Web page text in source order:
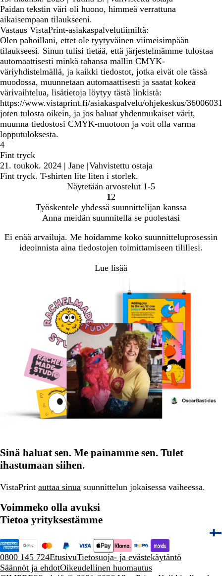
Paidan tekstin väri oli huono, himmeä verrattuna
aikaisempaan tilaukseeni.
Vastaus VistaPrint-asiakaspalvelutiimiltä:
Olen pahoillani, ettet ole tyytyväinen viimeisimpään
tilaukseesi. Sinun tulisi tietää, että järjestelmämme tulostaa
automaattisesti minkä tahansa mallin CMYK-
väriyhdistelmällä, ja kaikki tiedostot, jotka eivät ole tässä
muodossa, muunnetaan automaattisesti ja saatat kokea
värivaihtelua, lisätietoja löytyy tästä linkistä:
https://www.vistaprint.fi/asiakaspalvelu/ohjekeskus/
joten tulosta oikein, ja jos haluat yhdenmukaiset värit,
muunna tiedostosi CMYK-muotoon ja voit olla varma
lopputuloksesta.
4
Fint tryck
21. toukok. 2024 | Jane |Vahvistettu ostaja
Fint tryck. T-shirten lite liten i storlek.
Näytetään arvostelut 1-5
Siirry
sivulle
1 Siirry
sivulle
2
Työskentele yhdessä suunnittelijan kanssa
Anna meidän suunnitella se puolestasi
Ei enää arvailuja. Me hoidamme koko suunnitteluprosessin
ideoinnista aina tiedostojen toimittamiseen tilillesi.
Lue lisää
Sinä haluat sen. Me painamme sen. Tulet
ihastumaan siihen.
VistaPrint auttaa sinua suunnittelun jokaisessa vaiheessa.
Voimmeko olla avuksi
Tietoa yrityksestämme
0800 145 724EtusivuTietosuoja- ja evästekäytäntö
Säännöt ja ehdotOikeudellinen huomautus